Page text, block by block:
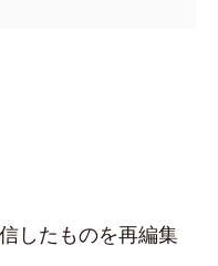
したものを再編集